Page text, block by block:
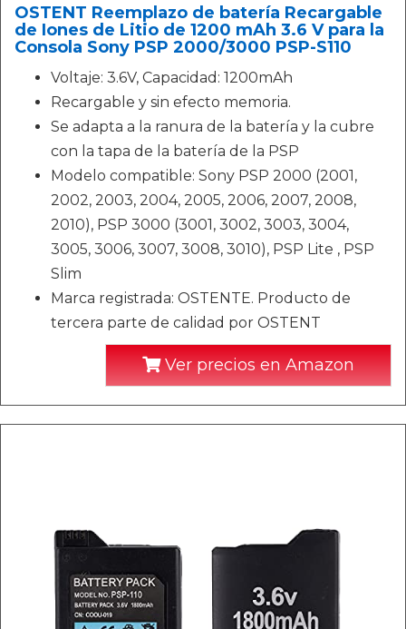
OSTENT Reemplazo de batería Recargable
de Iones de Litio de 1200 mAh 3.6 V para la
Consola Sony PSP 2000/3000 PSP-S110
Voltaje: 3.6V, Capacidad: 1200mAh
Recargable y sin efecto memoria.
Se adapta a la ranura de la batería y la cubre
con la tapa de la batería de la PSP
Modelo compatible: Sony PSP 2000 (2001,
2002, 2003, 2004, 2005, 2006, 2007, 2008,
2010), PSP 3000 (3001, 3002, 3003, 3004,
3005, 3006, 3007, 3008, 3010), PSP Lite , PSP
Slim
Marca registrada: OSTENTE. Producto de
tercera parte de calidad por OSTENT
Ver precios en Amazon